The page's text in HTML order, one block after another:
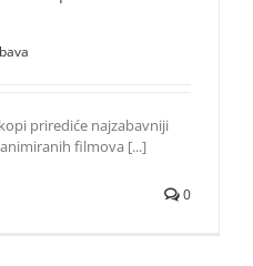
prirediće najzabavniji
filmova [...]
0